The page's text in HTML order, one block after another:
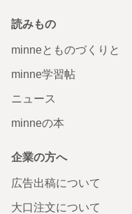
読みもの
minneとものづくりと
minne学習帖
ニュース
minneの本
企業の方へ
広告出稿について
大口注文について